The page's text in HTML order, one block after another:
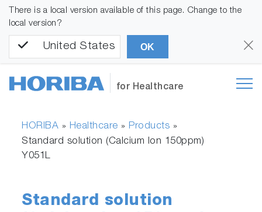
There is a local version available of this page. Change to the
local version?
United States OK
for Healthcare
HORIBA » Healthcare » Products »
Standard solution (Calcium Ion 150ppm)
Y051L
Standard solution